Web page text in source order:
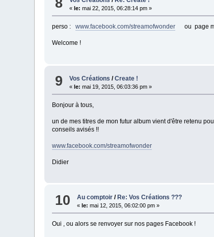
« le: mai 22, 2015, 06:28:14 pm »
perso :www.facebook.com/streamofwonder ou page
Welcome !
9 Vos Créations /Create !
«le: mai 19, 2015, 06:03:36 pm »
Bonjour à tous,
un de mes titres de mon futur album vient d'être retenu
conseils avisés !!
www.facebook.com/streamofwonder
Didier
10 Au comptoir / Re: Vos Créations ???
« le: mai 12, 2015, 06:02:00 pm »
Oui , ou alors se renvoyer sur nos pages Facebook !